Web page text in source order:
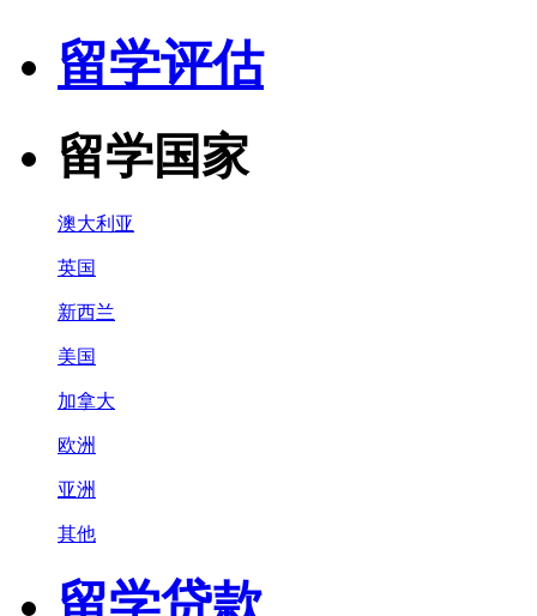
留学评估
留学国家
澳大利亚
英国
新西兰
美国
加拿大
欧洲
亚洲
其他